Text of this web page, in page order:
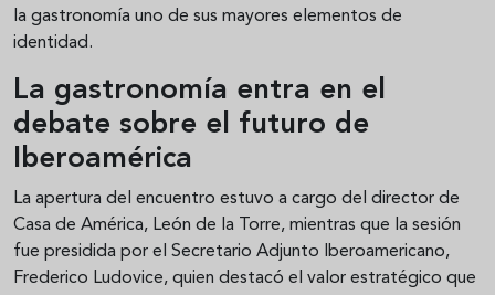
la gastronomía uno de sus mayores elementos de
identidad.
La gastronomía entra en el
debate sobre el futuro de
Iberoamérica
La apertura del encuentro estuvo a cargo del director de
Casa de América, León de la Torre, mientras que la sesión
fue presidida por el Secretario Adjunto Iberoamericano,
Frederico Ludovice, quien destacó el valor estratégico que